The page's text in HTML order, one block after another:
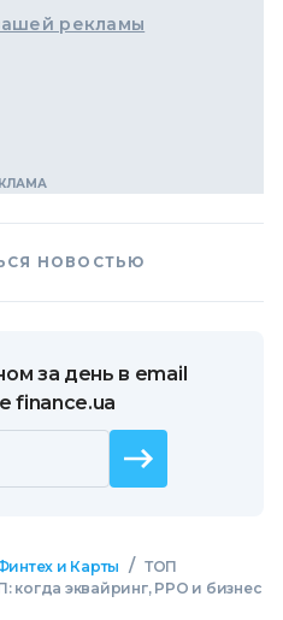
рекламы
НОВОСТЬЮ
за день в email
finance.ua
и Карты / ТОП
эквайринг, РРО и бизнес